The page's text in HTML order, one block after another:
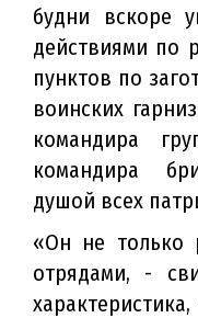
будни вскоре
действиями по
пунктов по
воинских
командира
командира
душой всех
«Он не только
отрядами, -